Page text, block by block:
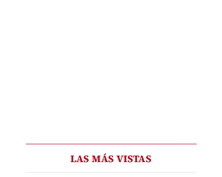
LAS MÁS VISTAS